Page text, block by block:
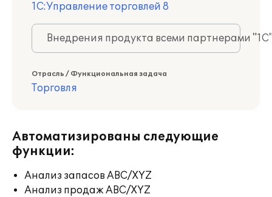
1С:Управление торговлей 8
Внедрения продукта всеми партнерами
Отрасль / Функциональная задача
Торговля
Автоматизированы следующие
функции:
Анализ запасов ABC/XYZ
Анализ продаж ABC/XYZ